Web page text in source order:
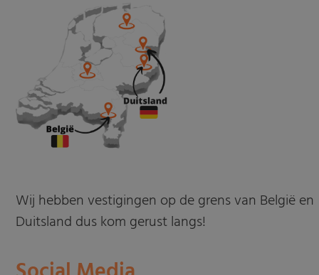
Wij hebben vestigingen op de grens van België en
Duitsland dus kom gerust langs!